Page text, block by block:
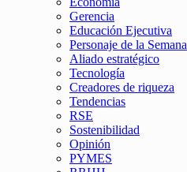
Gerencia
Educación Ejecutiva
Personaje de la Semana
Aliado estratégico
Tecnología
Creadores de riqueza
Tendencias
RSE
Sostenibilidad
Opinión
PYMES